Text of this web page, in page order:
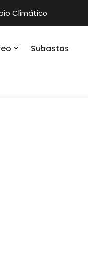
Climático
Subastas